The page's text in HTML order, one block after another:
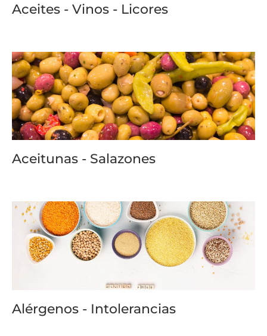
Aceites - Vinos - Licores
Aceitunas - Salazones
Alérgenos - Intolerancias